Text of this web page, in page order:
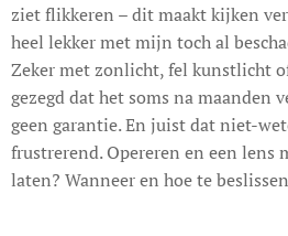
ziet flikkeren – dit maakt kijken
heel lekker met mijn toch al
Zeker met zonlicht, fel kunstlicht
gezegd dat het soms na maanden
geen garantie. En juist dat niet-
frustrerend. Opereren en een lens
laten? Wanneer en hoe te